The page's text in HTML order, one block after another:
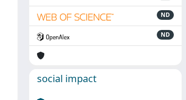
ND
ND
social impact